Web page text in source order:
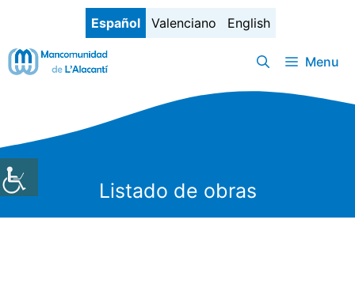
contenido
Español Valenciano English
Menu
Listado de obras